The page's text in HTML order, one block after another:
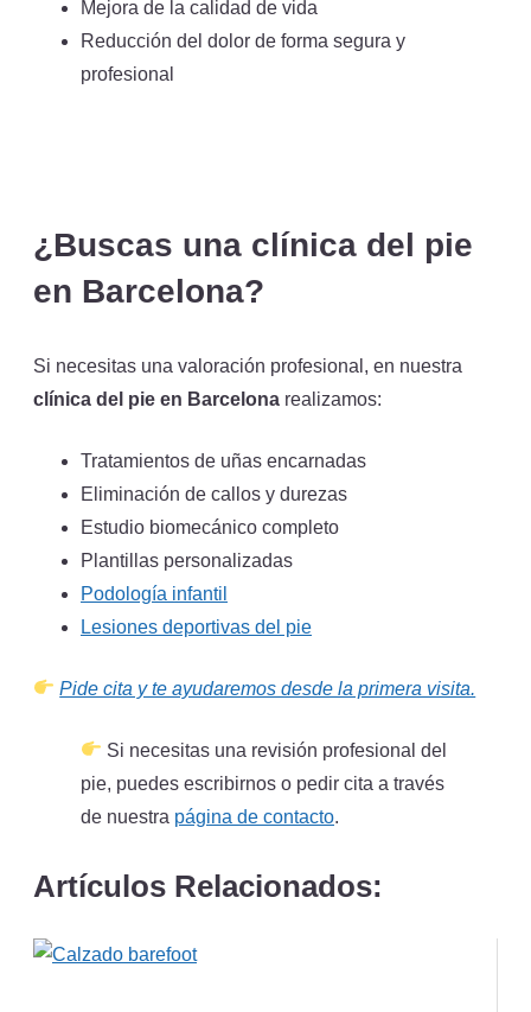
Mejora de la calidad de vida
Reducción del dolor de forma segura y
profesional
¿Buscas una clínica del pie
en Barcelona?
Si necesitas una valoración profesional, en nuestra
clínica del pie en Barcelona realizamos:
Tratamientos de uñas encarnadas
Eliminación de callos y durezas
Estudio biomecánico completo
Plantillas personalizadas
Podología infantil
Lesiones deportivas del pie
Pide cita y te ayudaremos desde la primera visita.
Si necesitas una revisión profesional del
pie, puedes escribirnos o pedir cita a través
de nuestra página de contacto.
Artículos Relacionados: